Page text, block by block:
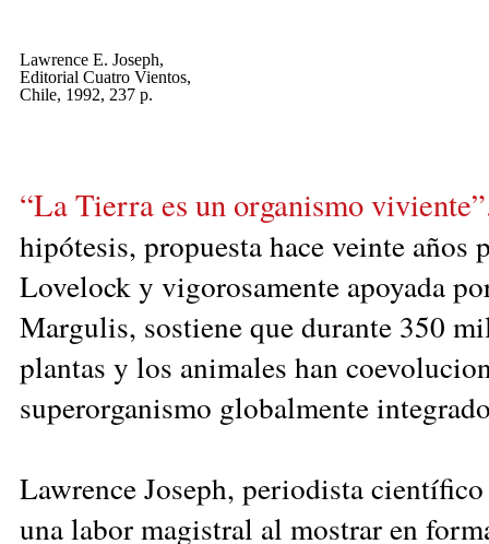
Lawrence E. Joseph,
Editorial Cuatro Vientos,
Chile, 1992, 237 p.
“La Tierra es un organismo
hipótesis, propuesta hace veinte
Lovelock y vigorosamente apoyada
Margulis, sostiene que durante 350
plantas y los animales han
superorganismo globalmente
Lawrence Joseph, periodista
una labor magistral al mostrar en